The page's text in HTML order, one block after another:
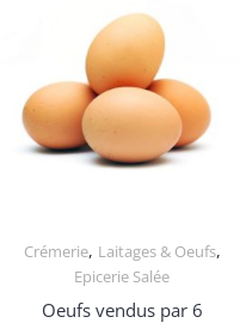
Crémerie, Laitages & Oeufs,
Epicerie Salée
Oeufs vendus par 6